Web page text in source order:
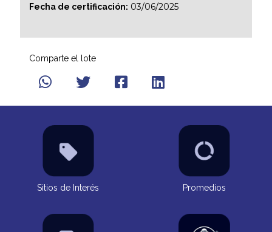
Fecha de certificación: 03/06/2025
Comparte el lote
Sitios de Interés Promedios